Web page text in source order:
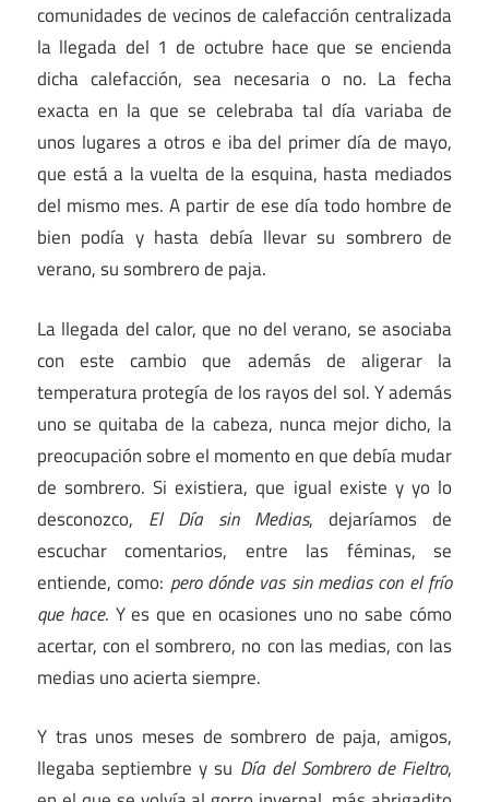
comunidades de vecinos de calefacción centralizada
la llegada del 1 de octubre hace que se encienda
dicha calefacción, sea necesaria o no. La fecha
exacta en la que se celebraba tal día variaba de
unos lugares a otros e iba del primer día de mayo,
que está a la vuelta de la esquina, hasta mediados
del mismo mes. A partir de ese día todo hombre de
bien podía y hasta debía llevar su sombrero de
verano, su sombrero de paja.
La llegada del calor, que no del verano, se asociaba
con este cambio que además de aligerar la
temperatura protegía de los rayos del sol. Y además
uno se quitaba de la cabeza, nunca mejor dicho, la
preocupación sobre el momento en que debía mudar
de sombrero. Si existiera, que igual existe y yo lo
desconozco, El Día sin Medias, dejaríamos de
escuchar comentarios, entre las féminas, se
entiende, como: pero dónde vas sin medias con el frío
que hace. Y es que en ocasiones uno no sabe cómo
acertar, con el sombrero, no con las medias, con las
medias uno acierta siempre.
Y tras unos meses de sombrero de paja, amigos,
llegaba septiembre y su Día del Sombrero de Fieltro,